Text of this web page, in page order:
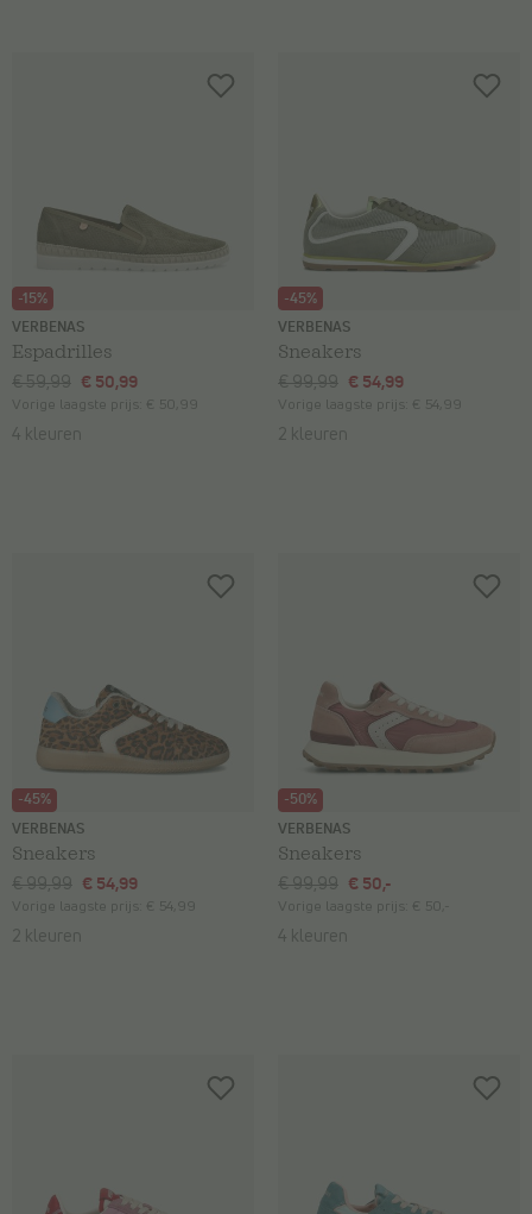
-15%
VERBENAS
Espadrilles
€ 59,99 € 50,99
Vorige laagste prijs: € 50,99
4 kleuren
-45%
VERBENAS
Sneakers
€ 99,99 € 54,99
Vorige laagste prijs: € 54,99
2 kleuren
-45%
VERBENAS
Sneakers
€ 99,99 € 54,99
Vorige laagste prijs: € 54,99
2 kleuren
-50%
VERBENAS
Sneakers
€ 99,99 € 50,-
Vorige laagste prijs: € 50,-
4 kleuren